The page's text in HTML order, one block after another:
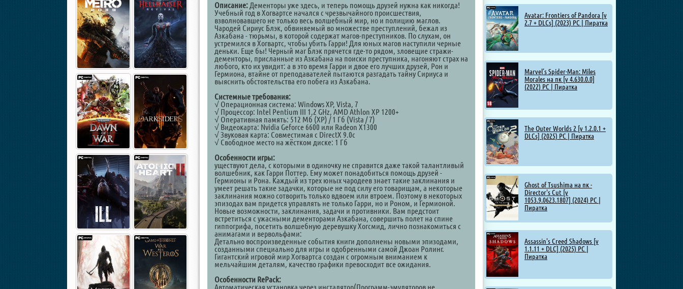
Avatar: Frontiers of Pandora [v
2.7 + DLCs] (2023) PC | Пиратка
Marvel’s Spider-Man: Miles
Morales на пк [v 4.630.0.0]
(2022) PC | Пиратка
The Outer Worlds 2 [v 1.2.0.1 +
DLCs] (2025) PC | Пиратка
Ghost of Tsushima на пк -
Director's Cut [v
1053.9.0623.1807] (2024) PC |
Пиратка
Assassin's Creed Shadows [v
1.1.11 + DLC] (2025) PC |
Пиратка
Описание: Дементоры уже здесь, и теперь помощь друзей нужна как никогда!
Учебный год в Хогвартсе начался с чрезвычайного происшествия,
взволновавшего не только весь волшебный мир, но и полицию маглов.
Чародей Сириус Блэк, обвиняемый во множестве преступлений, бежал из
Азкабана - тюрьмы, в которой содержат магов-преступников. По слухам, он
устремился в Хогвартс, чтобы убить Гарри! Для юных магов наступили черные
деньки. Еще бы! Черный маг Блэк прячется где-то рядом, зловещие стражи-
дементоры, присланные из Азкабана на поиски преступника, нагоняют страх на
любого, кто их увидит: а в это время Гарри и двое его лучших друзей, Рон и
Гермиона, втайне от преподавателей пытаются разгадать тайну Сириуса и
выяснить обстоятельства его побега из Азкабана.
Системные требования:
√ Операционная система: Windows XP, Vista, 7
√ Процессор: Intel Pentium III 1,2 GHz, AMD Athlon XP 1200+
√ Оперативная память: 512 Мб (XP) / 1 Гб (Vista / 7)
√ Видеокарта: Nvidia Geforce 6600 или Radeon Х1300
√ Звуковая карта: Совместимая с DirectX 9.0c
√ Свободное место на жёстком диске: 1 Гб
Особенности игры:
уществуют дела, с которыми в одиночку не справится даже такой талантливый
волшебник, как Гарри Поттер. Ему может понадобиться помощь друзей -
Гермионы и Рона. Каждый из трех юных чародеев знает такие заклинания и
умеет решать такие задачки, которые не под силу его товарищам, а некоторые
заклинания можно сотворить только вдвоем или втроем. Поэтому в некоторых
эпизодах вам придется управлять не только Гарри, но и Роном, и Гермионой.
Новые возможности, заклинания, задачи и противники. Вам предстоит
встретиться с ужасными дементорами Азкабана, совершить полет на спине
гиппогрифа, посетить волшебную деревушку Хогсмид, лично познакомиться с
анимагами и вервольфами:
Детально воспроизведенные события книги дополнены новыми эпизодами,
созданными специально для игры и одобренными самой Джоан Ролинг.
Гигантский игровой мир Хогвартса создан с огромным вниманием к
мельчайшим деталям, качество графики превосходит все ожидания.
Особенности RePack:
Автоматическая установка через инсталятор(Программ-эмуляторов не